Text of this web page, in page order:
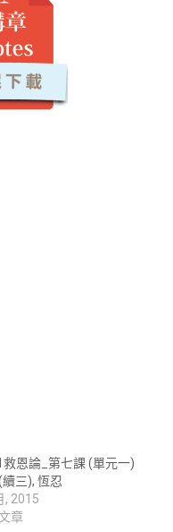
救恩論_第七課 (單元一)
三), 恆忍
, 2015
章